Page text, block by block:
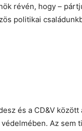
révén, hogy –
politikai
és a CD&V között
Az sem